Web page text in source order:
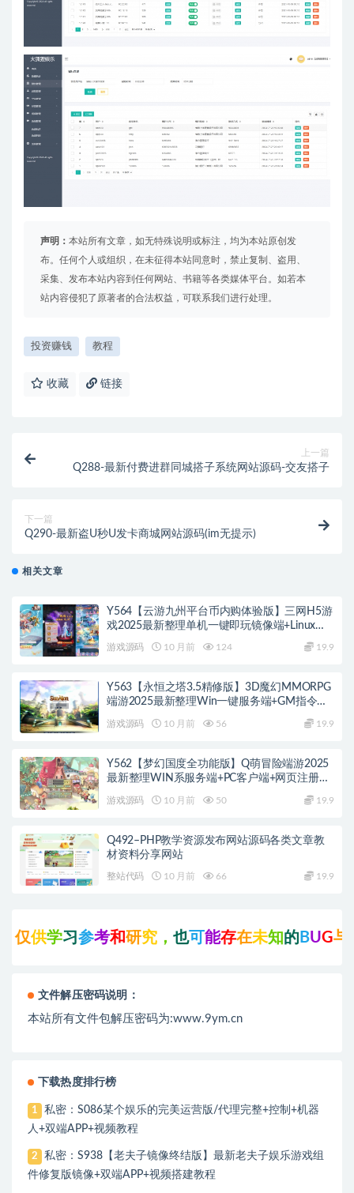
声明： 本站所有文章，如无特殊说明或标注，均为本站原创发
布。任何个人或组织，在未征得本站同意时，禁止复制、盗用、
采集、发布本站内容到任何网站、书籍等各类媒体平台。如若本
站内容侵犯了原著者的合法权益，可联系我们进行处理。
投资赚钱 教程
收藏 链接
上一篇
Q288-最新付费进群同城搭子系统网站源码-交友搭子
下一篇
Q290-最新盗U秒U发卡商城网站源码(im无提示)
相关文章
Y564【云游九州平台币内购体验版】三网H5游
戏2025最新整理单机一键即玩镜像端+Linux手
游戏源码 10 月前 124 19.9
Y563【永恒之塔3.5精修版】3D魔幻MMORPG
端游2025最新整理Win一键服务端+GM指令
游戏源码 10 月前 56 19.9
Y562【梦幻国度全功能版】Q萌冒险端游2025
最新整理WIN系服务端+PC客户端+网页注册
游戏源码 10 月前 50 19.9
Q492–PHP教学资源发布网站源码各类文章教
材资料分享网站
整站代码 10 月前 66 19.9
供学习参考和研究，也 可能 存在未知的BU G与瑕
文件解压密码说明：
本站所有文件包解压密码为:www.9ym.cn
下载热度排行榜
1
私密：S086某个娱乐的完美运营版/代理完整+控制+机器
人+双端APP+视频教程
2
私密：S938【老夫子镜像终结版】最新老夫子娱乐游戏组
件修复版镜像+双端APP+视频搭建教程